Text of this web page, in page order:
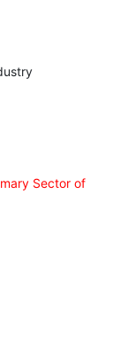
Sector of